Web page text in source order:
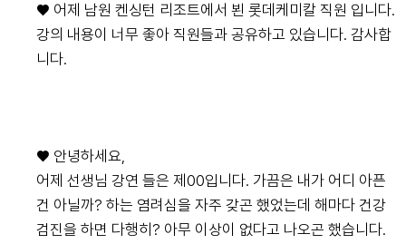
♥ 어제 남원 켄싱턴 리조트에서 뵌 롯데케미칼 직원 입니다.
강의 내용이 너무 좋아 직원들과 공유하고 있습니다. 감사합
니다.
♥ 안녕하세요,
어제 선생님 강연 들은 제00입니다. 가끔은 내가 어디 아픈
건 아닐까? 하는 염려심을 자주 갖곤 했었는데 해마다 건강
검진을 하면 다행히? 아무 이상이 없다고 나오곤 했습니다.